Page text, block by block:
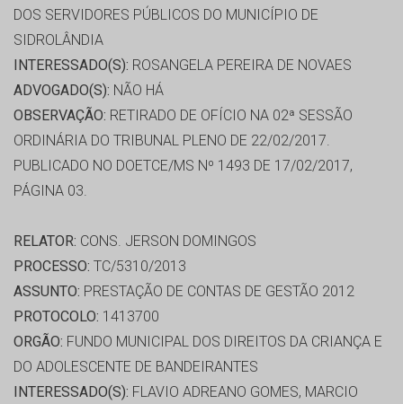
DOS SERVIDORES PÚBLICOS DO MUNICÍPIO DE
SIDROLÂNDIA
INTERESSADO(S): ROSANGELA PEREIRA DE NOVAES
ADVOGADO(S): NÃO HÁ
OBSERVAÇÃO: RETIRADO DE OFÍCIO NA 02ª SESSÃO
ORDINÁRIA DO TRIBUNAL PLENO DE 22/02/2017.
PUBLICADO NO DOETCE/MS Nº 1493 DE 17/02/2017,
PÁGINA 03.
RELATOR: CONS. JERSON DOMINGOS
PROCESSO: TC/5310/2013
ASSUNTO: PRESTAÇÃO DE CONTAS DE GESTÃO 2012
PROTOCOLO: 1413700
ORGÃO: FUNDO MUNICIPAL DOS DIREITOS DA CRIANÇA E
DO ADOLESCENTE DE BANDEIRANTES
INTERESSADO(S): FLAVIO ADREANO GOMES, MARCIO